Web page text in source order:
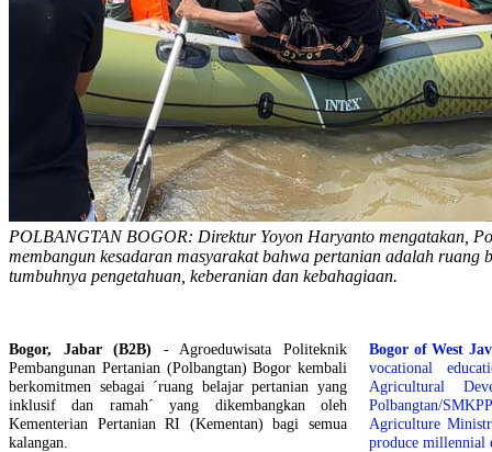
POLBANGTAN BOGOR: Direktur Yoyon Haryanto mengatakan,
membangun kesadaran masyarakat bahwa pertanian adalah ruang
tumbuhnya pengetahuan, keberanian dan kebahagiaan.
Bogor, Jabar (B2B) - Agroeduwisata Politeknik
Pembangunan Pertanian (Polbangtan) Bogor kembali
berkomitmen sebagai ´ruang belajar pertanian yang
inklusif dan ramah´ yang dikembangkan oleh
Kementerian Pertanian RI (Kementan) bagi semua
kalangan.
Bogor of West
vocational
Agricultural
Polbangtan/
Agriculture
produce millennial